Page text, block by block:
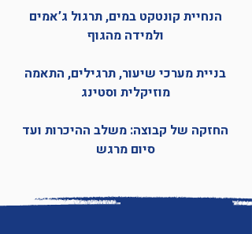
הנחיית קונטקט במים, תרגול ג’אמים
ולמידה מהגוף
בניית מערכי שיעור, תרגילים, התאמה
מוזיקלית וסטינג
החזקה של קבוצה: משלב ההיכרות ועד
סיום מרגש